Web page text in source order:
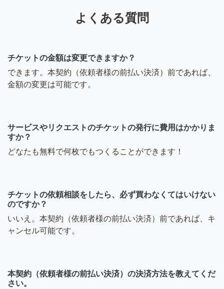
よくある質問
チケットの金額は変更できますか？
できます。本契約（依頼者様の前払い決済）前であれば、
金額の変更は可能です。
サービスやリクエストのチケットの発行に費用はかかりま
すか？
どなたも無料で何枚でもつくることができます！
チケットの依頼相談をしたら、必ず買わなくてはいけない
のですか？
いいえ。本契約（依頼者様の前払い決済）前であれば、キ
ャンセル可能です。
本契約（依頼者様の前払い決済）の決済方法を教えてくだ
さい。